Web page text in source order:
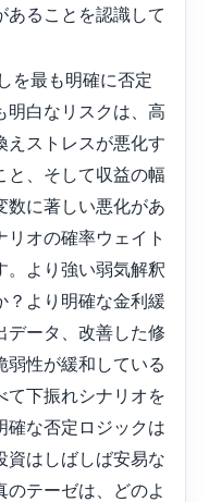
あることを認識して
を最も明確に否定
明白なリスクは、高
えストレスが悪化す
と、そして収益の幅
数に著しい悪化があ
オの確率ウェイト
。より強い弱気解釈
？より明確な金利緩
データ、改善した修
弱性が緩和している
て下振れシナリオを
確な否定ロジックは
資はしばしば安易な
のテーゼは、どのよ